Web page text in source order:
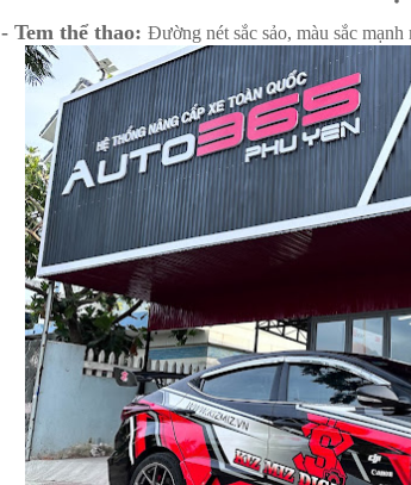
- Tem thể thao: Đường nét sắc sảo, màu sắc